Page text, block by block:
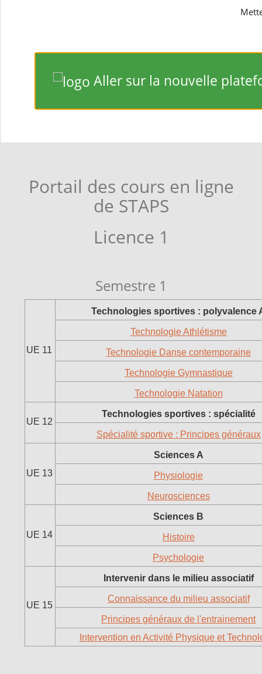
Aller sur la nouvelle plateforme
Portail des cours en ligne
de STAPS
Licence 1
Semestre 1
UE 11
Technologies sportives : polyvalence
Technologie Athlétisme
Technologie Danse contemporaine
Technologie Gymnastique
Technologie Natation
UE 12
Technologies sportives : spécialité
Spécialité sportive : Principes généraux
UE 13
Sciences A
Physiologie
Neurosciences
UE 14
Sciences B
Histoire
Psychologie
UE 15
Intervenir dans le milieu associatif
Connaissance du milieu associatif
Principes généraux de l'entrainement
Intervention en Activité Physique et
Aller sur la nouvelle